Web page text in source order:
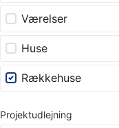
Værelser
Huse
Rækkehuse
Projektudlejning